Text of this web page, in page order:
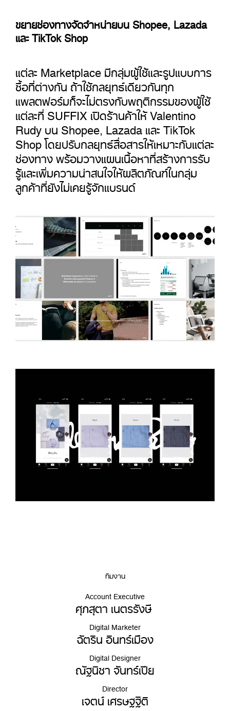
ขยายช่องทางจัดจำหน่ายบน Shopee, Lazada
และ TikTok Shop
แต่ละ Marketplace มีกลุ่มผู้ใช้และรูปแบบการ
ซื้อที่ต่างกัน ถ้าใช้กลยุทธ์เดียวกันทุก
แพลตฟอร์มก็จะไม่ตรงกับพฤติกรรมของผู้ใช้
แต่ละที่ SUFFIX เปิดร้านค้าให้ Valentino
Rudy บน Shopee, Lazada และ TikTok
Shop โดยปรับกลยุทธ์สื่อสารให้เหมาะกับแต่ละ
ช่องทาง พร้อมวางแผนเนื้อหาที่สร้างการรับ
รู้และเพิ่มความน่าสนใจให้ผลิตภัณฑ์ในกลุ่ม
ลูกค้าที่ยังไม่เคยรู้จักแบรนด์
ทีมงาน
Account Executive
ศุภสุตา เนตรรังษี
Digital Marketer
ฉัตริน อินทร์เมือง
Digital Designer
ณัฐนิชา จันทร์เปีย
Director
เจตน์ เศรษฐฐิติ